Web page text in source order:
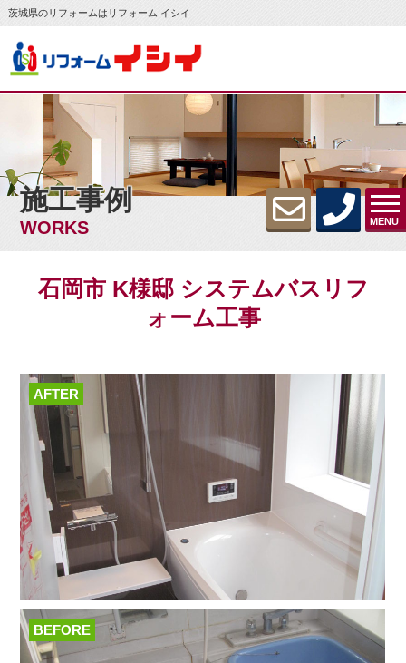
茨城県のリフォームはリフォーム イシイ
MENU
施工事例
WORKS
石岡市 K様邸 システムバスリフ
ォーム工事
AFTER
BEFORE